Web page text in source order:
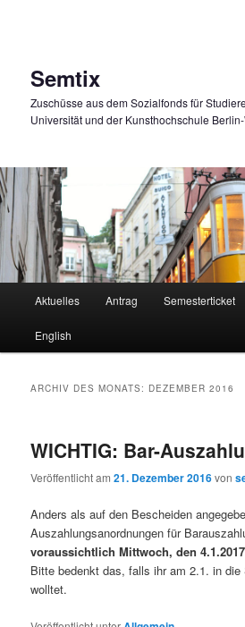
Semtix
Zuschüsse aus dem Sozialfonds für
Universität und der Kunsthochschule
Aktuelles Antrag Semesterticket
English
ARCHIV DES MONATS: DEZEMBER 2016
WICHTIG: Bar-
Veröffentlicht am21. Dezember 2016von
Anders als auf den Bescheiden
Auszahlungsanordnungen für
voraussichtlich Mittwoch, den 4.1.2017
Bitte bedenkt das, falls ihr am 2.1. in
wolltet.